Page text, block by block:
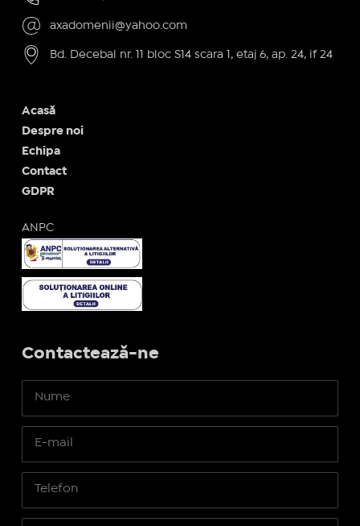
axadomenii@yahoo.com
Bd. Decebal nr. 11 bloc S14 scara 1, etaj 6, ap. 24, if 24
Acasă
Despre noi
Echipa
Contact
GDPR
ANPC
Contactează-ne